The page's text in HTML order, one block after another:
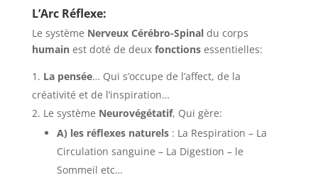
L’Arc Réflexe:
Le système Nerveux Cérébro-Spinaldu corps
humainest doté de deux fonctionsessentielles:
La pensée… Qui s’occupe de l’affect, de la
créativité et de l’inspiration…
Le système Neurovégétatif, Qui gère:
A) les réflexes naturels: La Respiration – La
Circulation sanguine – La Digestion – le
Sommeil etc…